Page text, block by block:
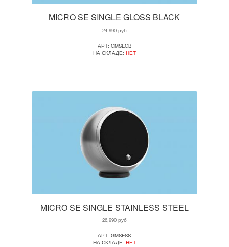
MICRO SE SINGLE GLOSS BLACK
24,990руб
АРТ: GMSEGB
НА СКЛАДЕ: НЕТ
MICRO SE SINGLE STAINLESS STEEL
26,990руб
АРТ: GMSESS
НА СКЛАДЕ: НЕТ